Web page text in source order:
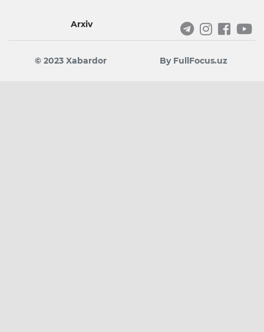
Arxiv
© 2023 Xabardor By FullFocus.uz